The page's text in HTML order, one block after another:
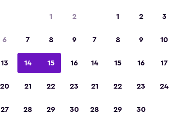
1 2
6 7 8 9
13 14 15 16
20 21 22 23
27 28 29 30
1 2 3
7 8 9 10
14 15 16 17
21 22 23 24
28 29 30